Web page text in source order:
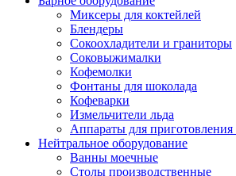
Миксеры для коктейлей
Блендеры
Сокоохладители и граниторы
Соковыжималки
Кофемолки
Фонтаны для шоколада
Кофеварки
Измельчители льда
Аппараты для приготовления
Нейтральное оборудование
Ванны моечные
Столы производственные